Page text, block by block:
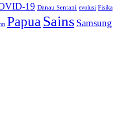
19 Danau Sentani evolusi Fisika
Papua Sains Samsung